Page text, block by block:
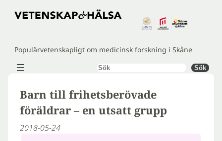
Hoppa
Populärvetenskapligt om medicinsk forskning i Skåne
Sök Sök
Barn till frihetsberövade
föräldrar – en utsatt grupp
2018-05-24